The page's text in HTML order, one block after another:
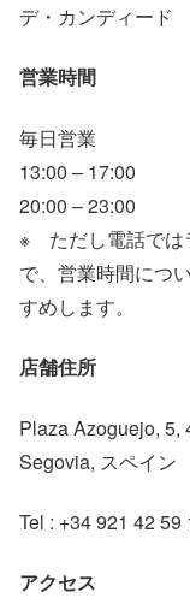
デ・カンディード
営業時間
毎日営業
13:00 – 17:00
20:00 – 23:00
※ ただし電話では
で、営業時間につ
すめします。
店舗住所
Plaza Azoguejo, 5,
Segovia, スペイン
Tel : +34 921 42 59
アクセス